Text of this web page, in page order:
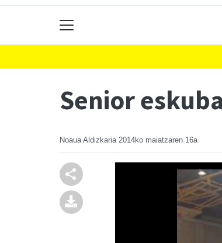
Senior
Noaua Aldizkaria 2014ko maiatzaren 16a